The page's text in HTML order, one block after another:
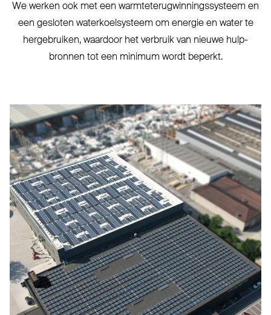
We werken ook met een warm­te­te­rug­win­nings­systeem en
een gesloten water­koel­systeem om energie en water te
her­ge­bruiken, waardoor het verbruik van nieuwe hulp­
bronnen tot een minimum wordt beperkt.